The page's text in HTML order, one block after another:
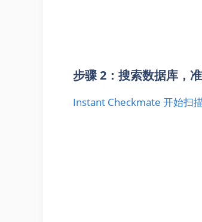
步骤 2：搜索数据库，
Instant Checkmate 开始扫